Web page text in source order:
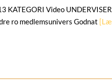
KATEGORI Video
ro medlemsunivers Godnat